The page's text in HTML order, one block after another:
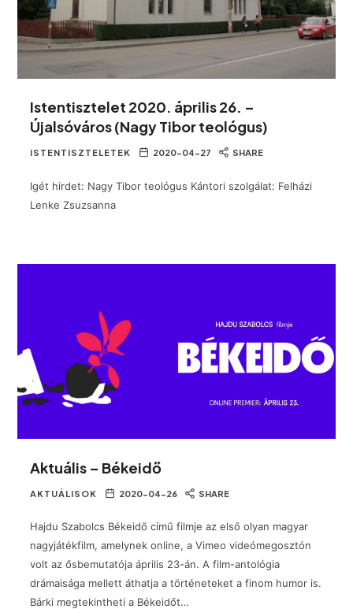
Istentisztelet 2020. április 26. –
Újalsóváros (Nagy Tibor teológus)
ISTENTISZTELETEK 2020-04-27 SHARE
Igét hirdet: Nagy Tibor teológus Kántori szolgálat: Felházi
Lenke Zsuzsanna
Aktuális – Békeidő
AKTUÁLISOK 2020-04-26 SHARE
Hajdu Szabolcs Békeidő című filmje az első olyan magyar
nagyjátékfilm, amelynek online, a Vimeo videómegosztón
volt az ősbemutatója április 23-án. A film-antológia
drámaisága mellett áthatja a történeteket a finom humor is.
Bárki megtekintheti a Békeidőt…